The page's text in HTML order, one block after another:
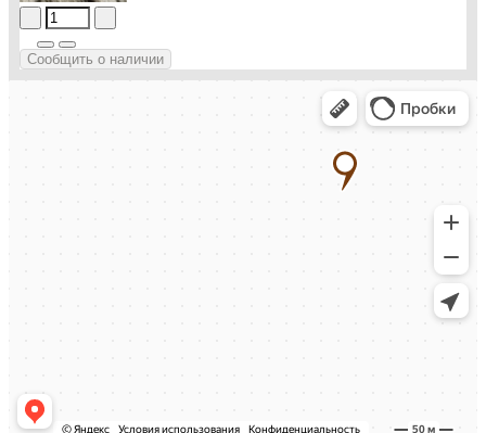
Сообщить о наличии